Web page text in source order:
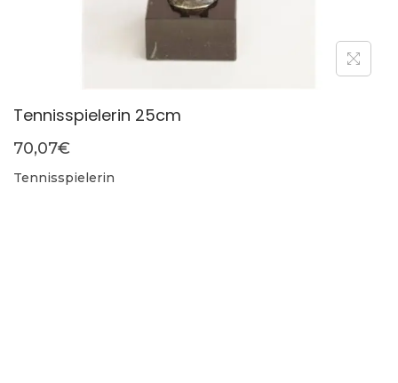
Tennisspielerin 25cm
70,07€
Tennisspielerin